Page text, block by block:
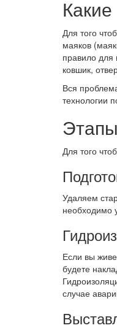
Для того
маяков
правило для
ковшик,
Вся
технологии
Для того
Удаляем
необходимо
Если вы
будете
случае